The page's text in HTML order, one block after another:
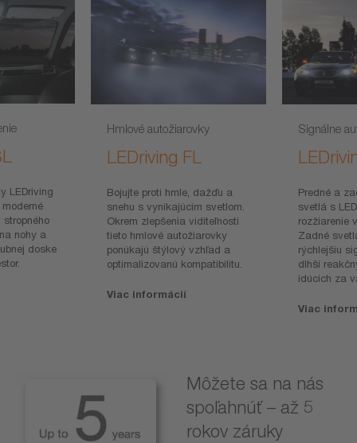
LEDriving
nohy a
doske
Hmlové autožiarovky
LEDriving FL
Bojujte proti hmle, dažďu a
snehu s vynikajúcim svetlom.
Okrem zlepšenia viditeľnosti
tieto hmlové autožiarovky
ponúkajú štýlový vzhľad a
optimalizovanú kompatibilitu.
Viac informácií
Signálne
Predné a
svetlá s
rozžiarenie
Zadné
rýchlejšiu
dlhší
idúcich za
Viac
Môžete sa na nás
spoľahnúť – až 5
rokov záruky